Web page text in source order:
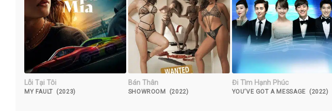
Lỗi Tại Tôi
MY FAULT (2023)
Bán Thân
SHOWROOM (2022)
Đi Tìm Hạnh Phúc
YOU‘VE GOT A MESSAGE (2022)